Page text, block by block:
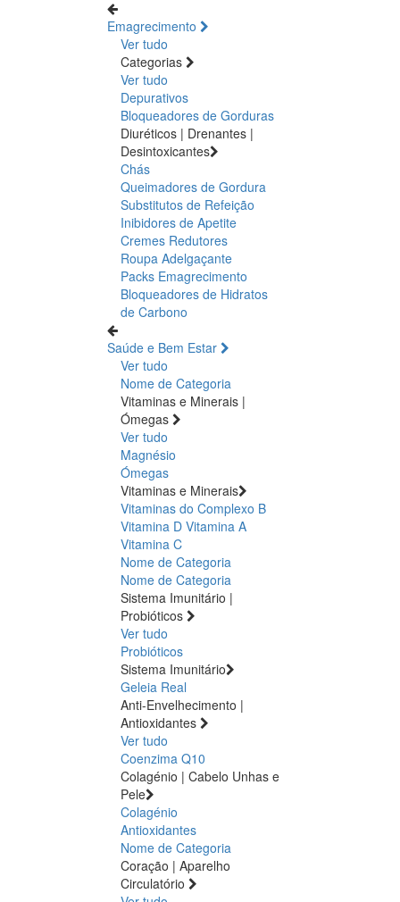
Emagrecimento
Ver tudo
Categorias
Ver tudo
Depurativos
Bloqueadores de Gorduras
Diuréticos | Drenantes |
Desintoxicantes
Chás
Queimadores de Gordura
Substitutos de Refeição
Inibidores de Apetite
Cremes Redutores
Roupa Adelgaçante
Packs Emagrecimento
Bloqueadores de Hidratos
de Carbono
Saúde e Bem Estar
Ver tudo
Nome de Categoria
Vitaminas e Minerais |
Ómegas
Ver tudo
Magnésio
Ómegas
Vitaminas e Minerais
Vitaminas do Complexo B
Vitamina D Vitamina A
Vitamina C
Nome de Categoria
Nome de Categoria
Sistema Imunitário |
Probióticos
Ver tudo
Probióticos
Sistema Imunitário
Geleia Real
Anti-Envelhecimento |
Antioxidantes
Ver tudo
Coenzima Q10
Colagénio | Cabelo Unhas e
Pele
Colagénio
Antioxidantes
Nome de Categoria
Coração | Aparelho
Circulatório